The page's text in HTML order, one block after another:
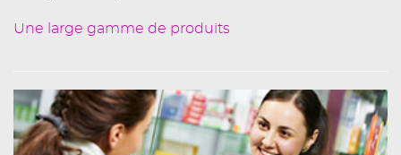
Une large gamme de produits